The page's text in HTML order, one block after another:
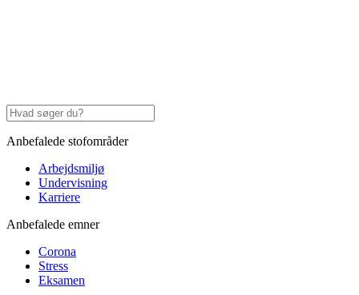
Anbefalede stofområder
Arbejdsmiljø
Undervisning
Karriere
Anbefalede emner
Corona
Stress
Eksamen